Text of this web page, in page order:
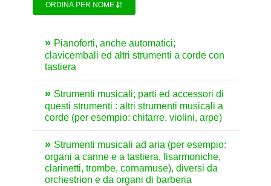
ORDINA PER NOME
Pianoforti, anche automatici;
clavicembali ed altri strumenti a corde con
tastiera
Strumenti musicali; parti ed accessori di
questi strumenti : altri strumenti musicali a
corde (per esempio: chitarre, violini, arpe)
Strumenti musicali ad aria (per esempio:
organi a canne e a tastiera, fisarmoniche,
clarinetti, trombe, cornamuse), diversi da
orchestrion e da organi di barberia